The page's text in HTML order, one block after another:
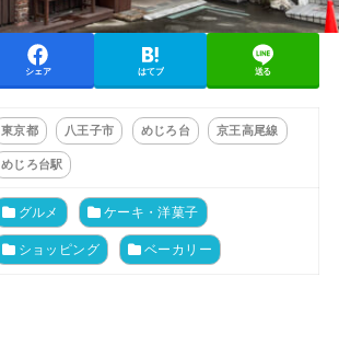
シェア はてブ 送る
東京都 八王子市 めじろ台 京王高尾線
めじろ台駅
グルメ ケーキ・洋菓子
ショッピング ベーカリー